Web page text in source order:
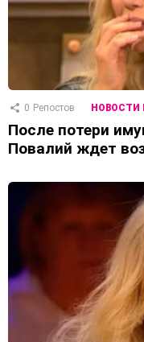
0 Репостов
После потери
Повалий ждет